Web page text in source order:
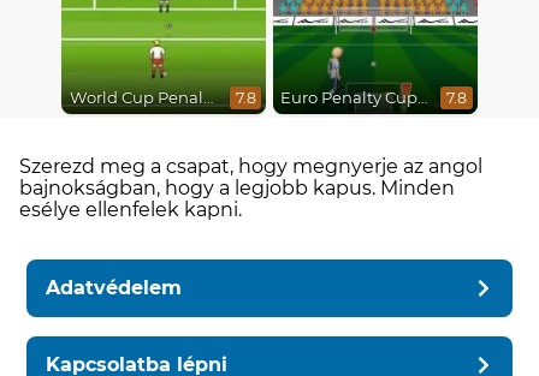
World Cup Penalty 2018 7.8 Euro Penalty Cup 2021 7.8
Szerezd meg a csapat, hogy megnyerje az angol
bajnokságban, hogy a legjobb kapus. Minden
esélye ellenfelek kapni.
Adatvédelem
Kapcsolatba lépni